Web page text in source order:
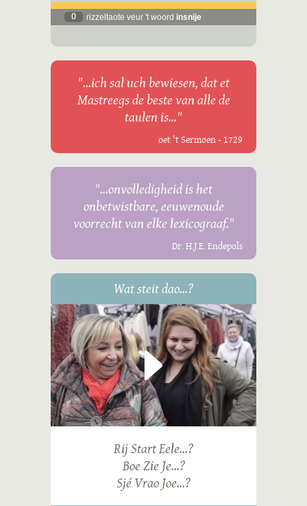
0 rizzeltaote veur 't woord insnije
"...ich sal uch bewiesen, dat et
Mastreegs de beste van alle de
taulen is..."
oet 't Sermoen - 1729
"...onvolledigheid is het
onbetwistbare, eeuwenoude
voorrecht van elke lexicograaf."
Dr. H.J.E. Endepols
Wat steit dao...?
Rij Start Eele...?
Boe Zie Je...?
Sjé Vrao Joe...?